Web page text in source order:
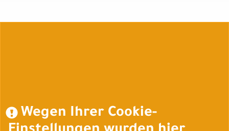
Wegen Ihrer Cookie-